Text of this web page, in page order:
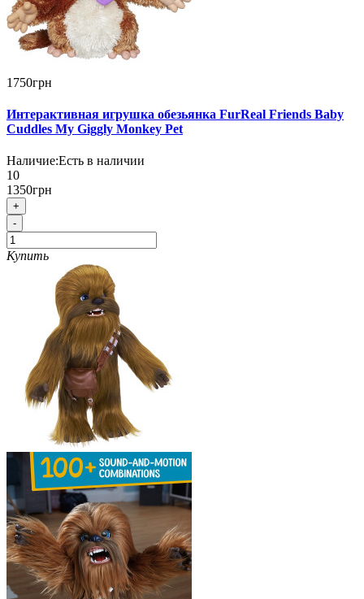
1750грн
Интерактивная игрушка обезьянка FurReal Friends Baby
Cuddles My Giggly Monkey Pet
Наличие:Есть в наличии
10
1350грн
+
-
Купить